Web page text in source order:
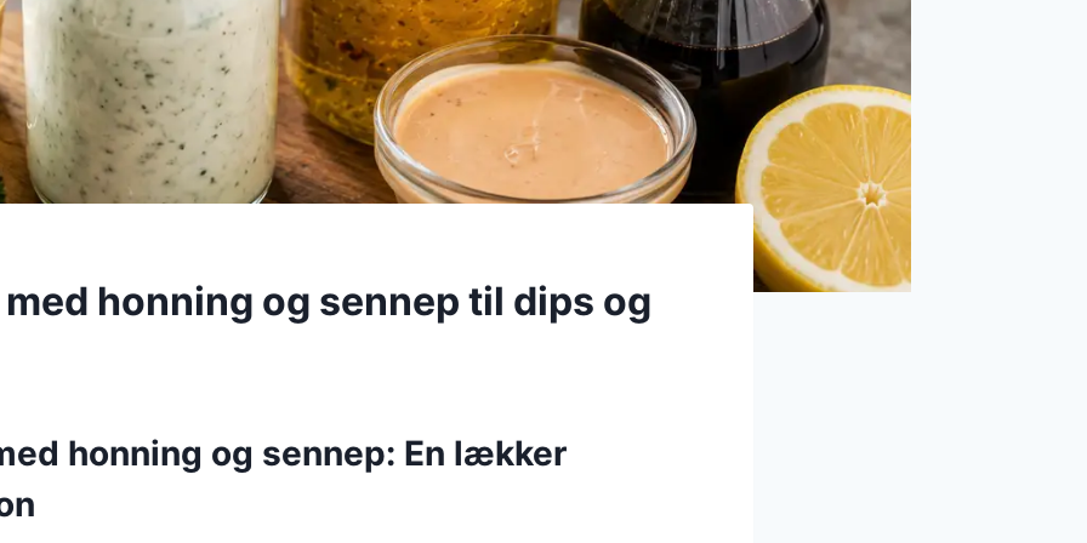
honning og sennep til dips og
honning og sennep: En lækker